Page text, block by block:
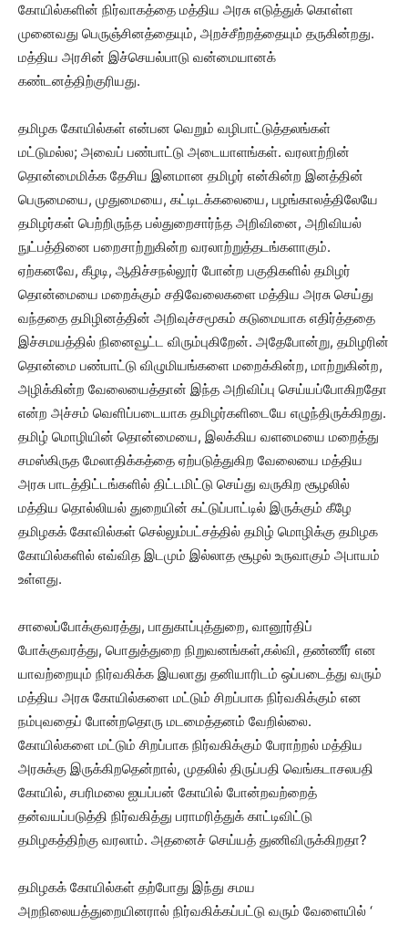
கோயில்களின் நிர்வாகத்தை மத்திய அரசு எடுத்துக் கொள்ள
முனைவது பெருஞ்சினத்தையும், அறச்சீற்றத்தையும் தருகின்றது.
மத்திய அரசின் இச்செயல்பாடு வன்மையானக்
கண்டனத்திற்குரியது.
தமிழக கோயில்கள் என்பன வெறும் வழிபாட்டுத்தலங்கள்
மட்டுமல்ல; அவைப் பண்பாட்டு அடையாளங்கள். வரலாற்றின்
தொன்மைமிக்க தேசிய இனமான தமிழர் என்கின்ற இனத்தின்
பெருமையை, முதுமையை, கட்டிடக்கலையை, பழங்காலத்திலேயே
தமிழர்கள் பெற்றிருந்த பல்துறைசார்ந்த அறிவினை, அறிவியல்
நுட்பத்தினை பறைசாற்றுகின்ற வரலாற்றுத்தடங்களாகும்.
ஏற்கனவே, கீழடி, ஆதிச்சநல்லூர் போன்ற பகுதிகளில் தமிழர்
தொன்மையை மறைக்கும் சதிவேலைகளை மத்திய அரசு செய்து
வந்ததை தமிழினத்தின் அறிவுச்சமூகம் கடுமையாக எதிர்த்ததை
இச்சமயத்தில் நினைவூட்ட விரும்புகிறேன். அதேபோன்று, தமிழரின்
தொன்மை பண்பாட்டு விழுமியங்களை மறைக்கின்ற, மாற்றுகின்ற,
அழிக்கின்ற வேலையைத்தான் இந்த அறிவிப்பு செய்யப்போகிறதோ
என்ற அச்சம் வெளிப்படையாக தமிழர்களிடையே எழுந்திருக்கிறது.
தமிழ் மொழியின் தொன்மையை, இலக்கிய வளமையை மறைத்து
சமஸ்கிருத மேலாதிக்கத்தை ஏற்படுத்துகிற வேலையை மத்திய
அரசு பாடத்திட்டங்களில் திட்டமிட்டு செய்து வருகிற சூழலில்
மத்திய தொல்லியல் துறையின் கட்டுப்பாட்டில் இருக்கும் கீழே
தமிழகக் கோவில்கள் செல்லும்பட்சத்தில் தமிழ் மொழிக்கு தமிழக
கோயில்களில் எவ்வித இடமும் இல்லாத சூழல் உருவாகும் அபாயம்
உள்ளது.
சாலைப்போக்குவரத்து, பாதுகாப்புத்துறை, வானூர்திப்
போக்குவரத்து, பொதுத்துறை நிறுவனங்கள்,கல்வி, தண்ணீர் என
யாவற்றையும் நிர்வகிக்க இயலாது தனியாரிடம் ஒப்படைத்து வரும்
மத்திய அரசு கோயில்களை மட்டும் சிறப்பாக நிர்வகிக்கும் என
நம்புவதைப் போன்றதொரு மடமைத்தனம் வேறில்லை.
கோயில்களை மட்டும் சிறப்பாக நிர்வகிக்கும் பேராற்றல் மத்திய
அரசுக்கு இருக்கிறதென்றால், முதலில் திருப்பதி வெங்கடாசலபதி
கோயில், சபரிமலை ஐயப்பன் கோயில் போன்றவற்றைத்
தன்வயப்படுத்தி நிர்வகித்து பராமரித்துக் காட்டிவிட்டு
தமிழகத்திற்கு வரலாம். அதனைச் செய்யத் துணிவிருக்கிறதா?
தமிழகக் கோயில்கள் தற்போது இந்து சமய
அறநிலையத்துறையினரால்‌ நிர்வகிக்கப்பட்டு வரும் வேளையில் ‘